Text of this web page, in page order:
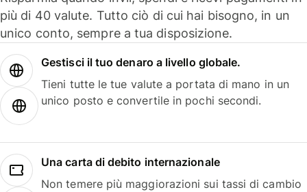
più di 40 valute. Tutto ciò di cui hai bisogno, in un
unico conto, sempre a tua disposizione.
Gestisci il tuo denaro a livello globale.
Tieni tutte le tue valute a portata di mano in un
unico posto e convertile in pochi secondi.
Una carta di debito internazionale
Non temere più maggiorazioni sui tassi di cambio